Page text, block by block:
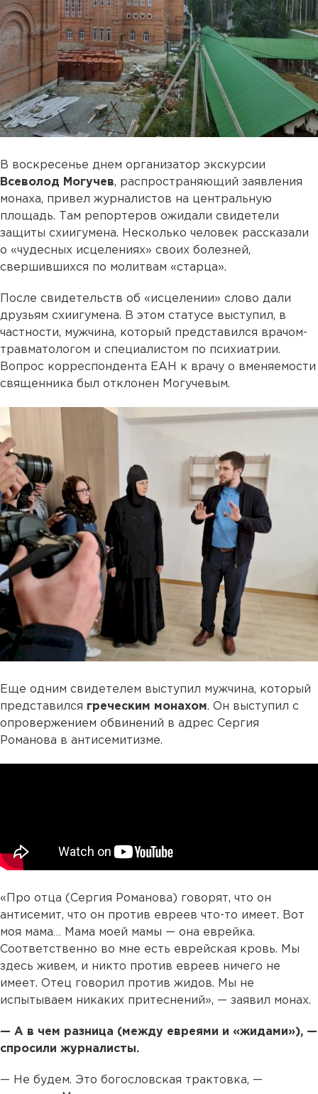
В воскресенье днем организатор экскурсии
Всеволод Могучев, распространяющий заявления
монаха, привел журналистов на центральную
площадь. Там репортеров ожидали свидетели
защиты схиигумена. Несколько человек рассказали
о «чудесных исцелениях» своих болезней,
свершившихся по молитвам «старца».
После свидетельств об «исцелении» слово дали
друзьям схиигумена. В этом статусе выступил, в
частности, мужчина, который представился врачом-
травматологом и специалистом по психиатрии.
Вопрос корреспондента ЕАН к врачу о вменяемости
священника был отклонен Могучевым.
Еще одним свидетелем выступил мужчина, который
представился греческим монахом. Он выступил с
опровержением обвинений в адрес Сергия
Романова в антисемитизме.
«Про отца (Сергия Романова) говорят, что он
антисемит, что он против евреев что-то имеет. Вот
моя мама… Мама моей мамы — она еврейка.
Соответственно во мне есть еврейская кровь. Мы
здесь живем, и никто против евреев ничего не
имеет. Отец говорил против жидов. Мы не
испытываем никаких притеснений», — заявил монах.
— А в чем разница (между евреями и «жидами»), —
спросили журналисты.
— Не будем. Это богословская трактовка, —